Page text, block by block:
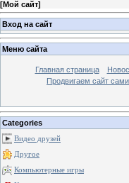
[Мой сайт]
Вход на сайт
Меню сайта
Главная страница
Продвигаем сайт сами.
Categories
Видео друзей
Другое
Компьютерные игры